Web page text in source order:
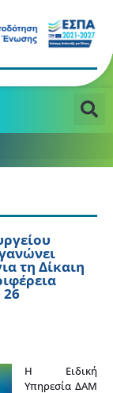
τη Δίκαιη
26
Η Ειδική
Υπηρεσία ΔΑΜ